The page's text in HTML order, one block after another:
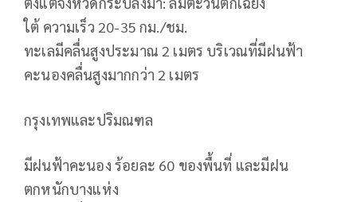
ใต้ ความเร็ว 20-35 กม./ชม.
ทะเลมีคลื่นสูงประมาณ 2 เมตร บริเวณที่มีฝนฟ้า
คะนองคลื่นสูงมากกว่า 2 เมตร
กรุงเทพและปริมณฑล
มีฝนฟ้าคะนอง ร้อยละ 60 ของพื้นที่ และมีฝน
ตกหนักบางแห่ง